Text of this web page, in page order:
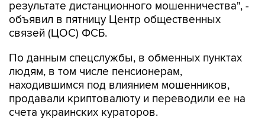
результате дистанционного мошенничества", -
объявил в пятницу Центр общественных
связей (ЦОС) ФСБ.
По данным спецслужбы, в обменных пунктах
людям, в том числе пенсионерам,
находившимся под влиянием мошенников,
продавали криптовалюту и переводили ее на
счета украинских кураторов.